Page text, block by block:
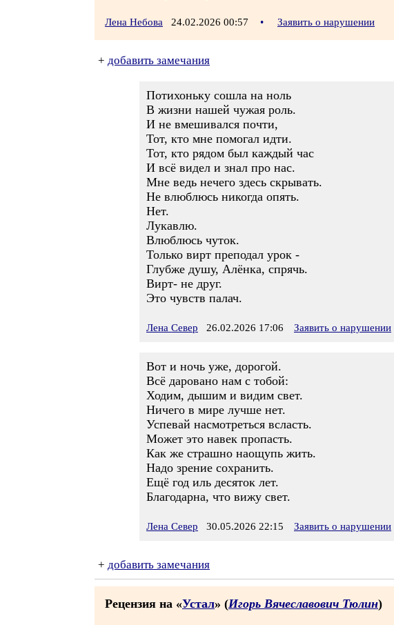
Лена Небова 24.02.2026 00:57 • Заявить о нарушении
+ добавить замечания
Потихоньку сошла на ноль
В жизни нашей чужая роль.
И не вмешивался почти,
Тот, кто мне помогал идти.
Тот, кто рядом был каждый час
И всё видел и знал про нас.
Мне ведь нечего здесь скрывать.
Не влюблюсь никогда опять.
Нет.
Лукавлю.
Влюблюсь чуток.
Только вирт преподал урок -
Глубже душу, Алёнка, спрячь.
Вирт- не друг.
Это чувств палач.
Лена Север 26.02.2026 17:06 Заявить о нарушении
Вот и ночь уже, дорогой.
Всё даровано нам с тобой:
Ходим, дышим и видим свет.
Ничего в мире лучше нет.
Успевай насмотреться всласть.
Может это навек пропасть.
Как же страшно наощупь жить.
Надо зрение сохранить.
Ещё год иль десяток лет.
Благодарна, что вижу свет.
Лена Север 30.05.2026 22:15 Заявить о нарушении
+ добавить замечания
Рецензия на «Устал» (Игорь Вячеславович Тюлин)